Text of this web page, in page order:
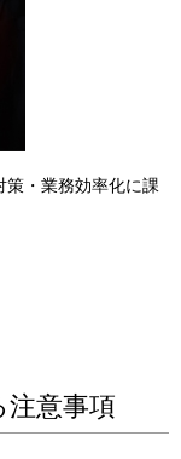
・業務効率化に課
意事項